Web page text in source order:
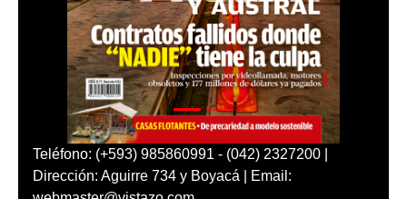
Teléfono: (+593) 985860991 - (042) 2327200 |
Dirección: Aguirre 734 y Boyacá | Email: